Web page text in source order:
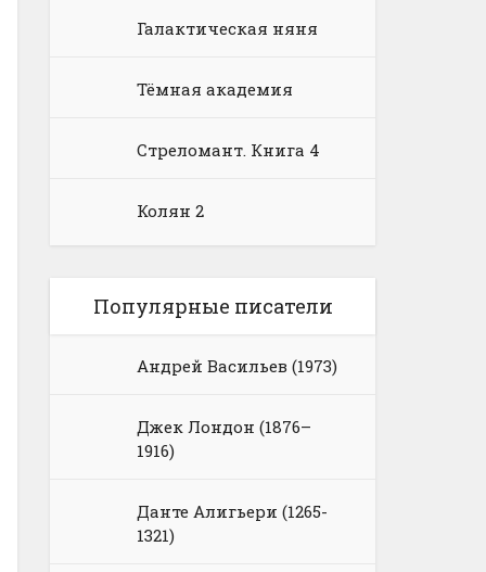
Галактическая няня
Тёмная академия
Стреломант. Книга 4
Колян 2
Популярные писатели
Андрей Васильев (1973)
Джек Лондон (1876–
1916)
Данте Алигьери (1265-
1321)